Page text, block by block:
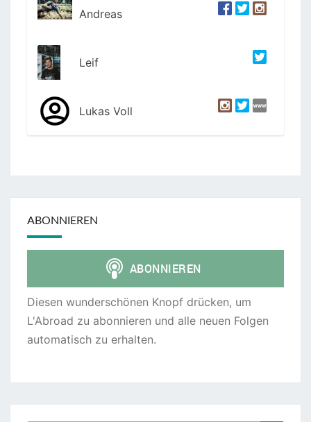
Andreas
Leif
Lukas Voll
ABONNIEREN
Diesen wunderschönen Knopf drücken, um
L'Abroad zu abonnieren und alle neuen Folgen
automatisch zu erhalten.